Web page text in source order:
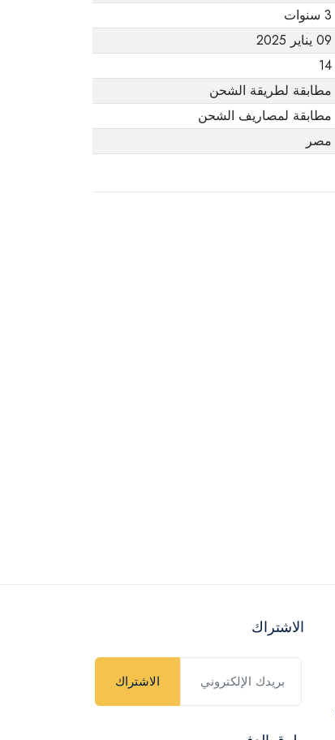
3 سنوات
09 يناير 2025
14
مطابقة لطريقة الشحن
مطابقة لمصاريف الشحن
مصر
الاشتراك
الاشتراك